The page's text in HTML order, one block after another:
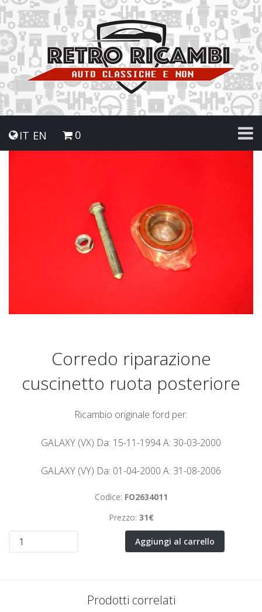
IT EN 0
Corredo riparazione
cuscinetto ruota posteriore
Ricambio originale ford per:
GALAXY (VX) Da: 15-11-1994 A: 30-03-2000
GALAXY (VY) Da: 01-04-2000 A: 31-08-2006
Codice: FO2634011
Prezzo: 31€
Aggiungi al carrello
Prodotti correlati